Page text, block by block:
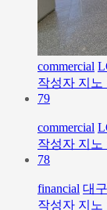
commercial
작성자 지노
79
commercial
작성자 지노
78
financial 대
작성자 지노